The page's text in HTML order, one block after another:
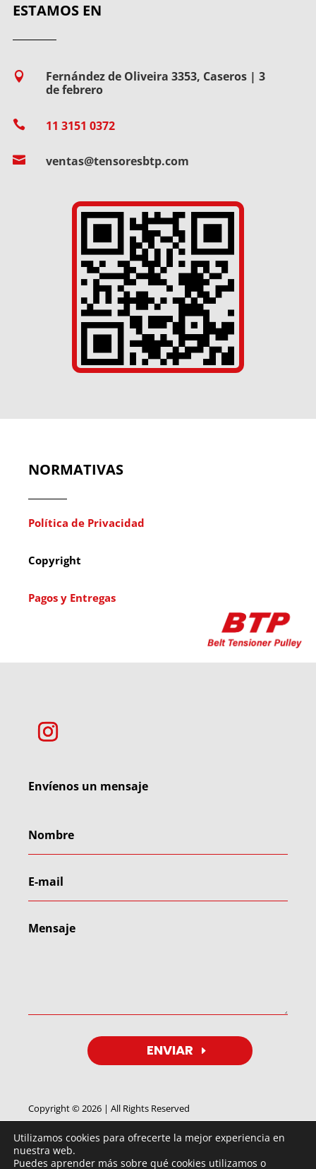
ESTAMOS EN

Fernández de Oliveira 3353, Caseros | 3
de febrero
 11 3151 0372
 ventas@tensoresbtp.com
NORMATIVAS
Política de Privacidad
Copyright
Pagos y Entregas
Envíenos un mensaje
ENVIAR
Copyright © 2026 | All Rights Reserved
Utilizamos cookies para ofrecerte la mejor experiencia en
nuestra web.
Puedes aprender más sobre qué cookies utilizamos o